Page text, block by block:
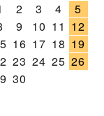
2 3 4
5
9 10 11 12
16 17 18 19
23 24 25 26
30